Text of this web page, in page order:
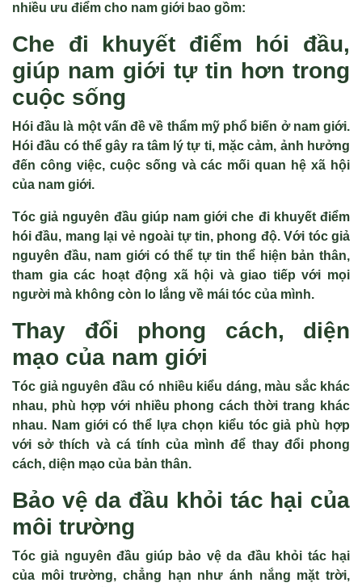
nhiều ưu điểm cho nam giới bao gồm:
Che đi khuyết điểm hói đầu,
giúp nam giới tự tin hơn trong
cuộc sống
Hói đầu là một vấn đề về thẩm mỹ phổ biến ở nam giới.
Hói đầu có thể gây ra tâm lý tự ti, mặc cảm, ảnh hưởng
đến công việc, cuộc sống và các mối quan hệ xã hội
của nam giới.
Tóc giả nguyên đầu giúp nam giới che đi khuyết điểm
hói đầu, mang lại vẻ ngoài tự tin, phong độ. Với tóc giả
nguyên đầu, nam giới có thể tự tin thể hiện bản thân,
tham gia các hoạt động xã hội và giao tiếp với mọi
người mà không còn lo lắng về mái tóc của mình.
Thay đổi phong cách, diện
mạo của nam giới
Tóc giả nguyên đầu có nhiều kiểu dáng, màu sắc khác
nhau, phù hợp với nhiều phong cách thời trang khác
nhau. Nam giới có thể lựa chọn kiểu tóc giả phù hợp
với sở thích và cá tính của mình để thay đổi phong
cách, diện mạo của bản thân.
Bảo vệ da đầu khỏi tác hại của
môi trường
Tóc giả nguyên đầu giúp bảo vệ da đầu khỏi tác hại
của môi trường, chẳng hạn như ánh nắng mặt trời,